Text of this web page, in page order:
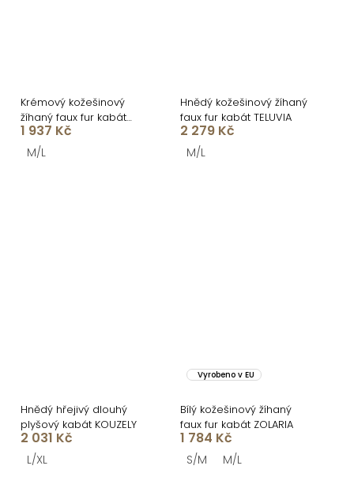
Krémový kožešinový
žíhaný faux fur kabát
TELUVIA
1 937 Kč
M/L
Hnědý kožešinový žíhaný
faux fur kabát TELUVIA
2 279 Kč
M/L
Hnědý hřejivý dlouhý
plyšový kabát KOUZELY
2 031 Kč
L/XL
Vyrobeno v EU
Bílý kožešinový žíhaný
faux fur kabát ZOLARIA
1 784 Kč
S/M M/L